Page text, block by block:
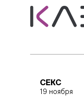
СЕКС
19 ноября